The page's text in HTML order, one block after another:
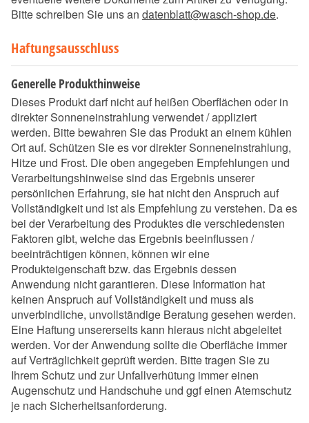
Bitte schreiben Sie uns an datenblatt@wasch-shop.de.
Haftungsausschluss
Generelle Produkthinweise
Dieses Produkt darf nicht auf heißen Oberflächen oder in
direkter Sonneneinstrahlung verwendet / appliziert
werden. Bitte bewahren Sie das Produkt an einem kühlen
Ort auf. Schützen Sie es vor direkter Sonneneinstrahlung,
Hitze und Frost. Die oben angegeben Empfehlungen und
Verarbeitungshinweise sind das Ergebnis unserer
persönlichen Erfahrung, sie hat nicht den Anspruch auf
Vollständigkeit und ist als Empfehlung zu verstehen. Da es
bei der Verarbeitung des Produktes die verschiedensten
Faktoren gibt, welche das Ergebnis beeinflussen /
beeinträchtigen können, können wir eine
Produkteigenschaft bzw. das Ergebnis dessen
Anwendung nicht garantieren. Diese Information hat
keinen Anspruch auf Vollständigkeit und muss als
unverbindliche, unvollständige Beratung gesehen werden.
Eine Haftung unsererseits kann hieraus nicht abgeleitet
werden. Vor der Anwendung sollte die Oberfläche immer
auf Verträglichkeit geprüft werden. Bitte tragen Sie zu
Ihrem Schutz und zur Unfallverhütung immer einen
Augenschutz und Handschuhe und ggf einen Atemschutz
je nach Sicherheitsanforderung.